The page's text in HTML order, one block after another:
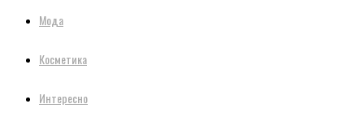
Мода
Косметика
Интересно